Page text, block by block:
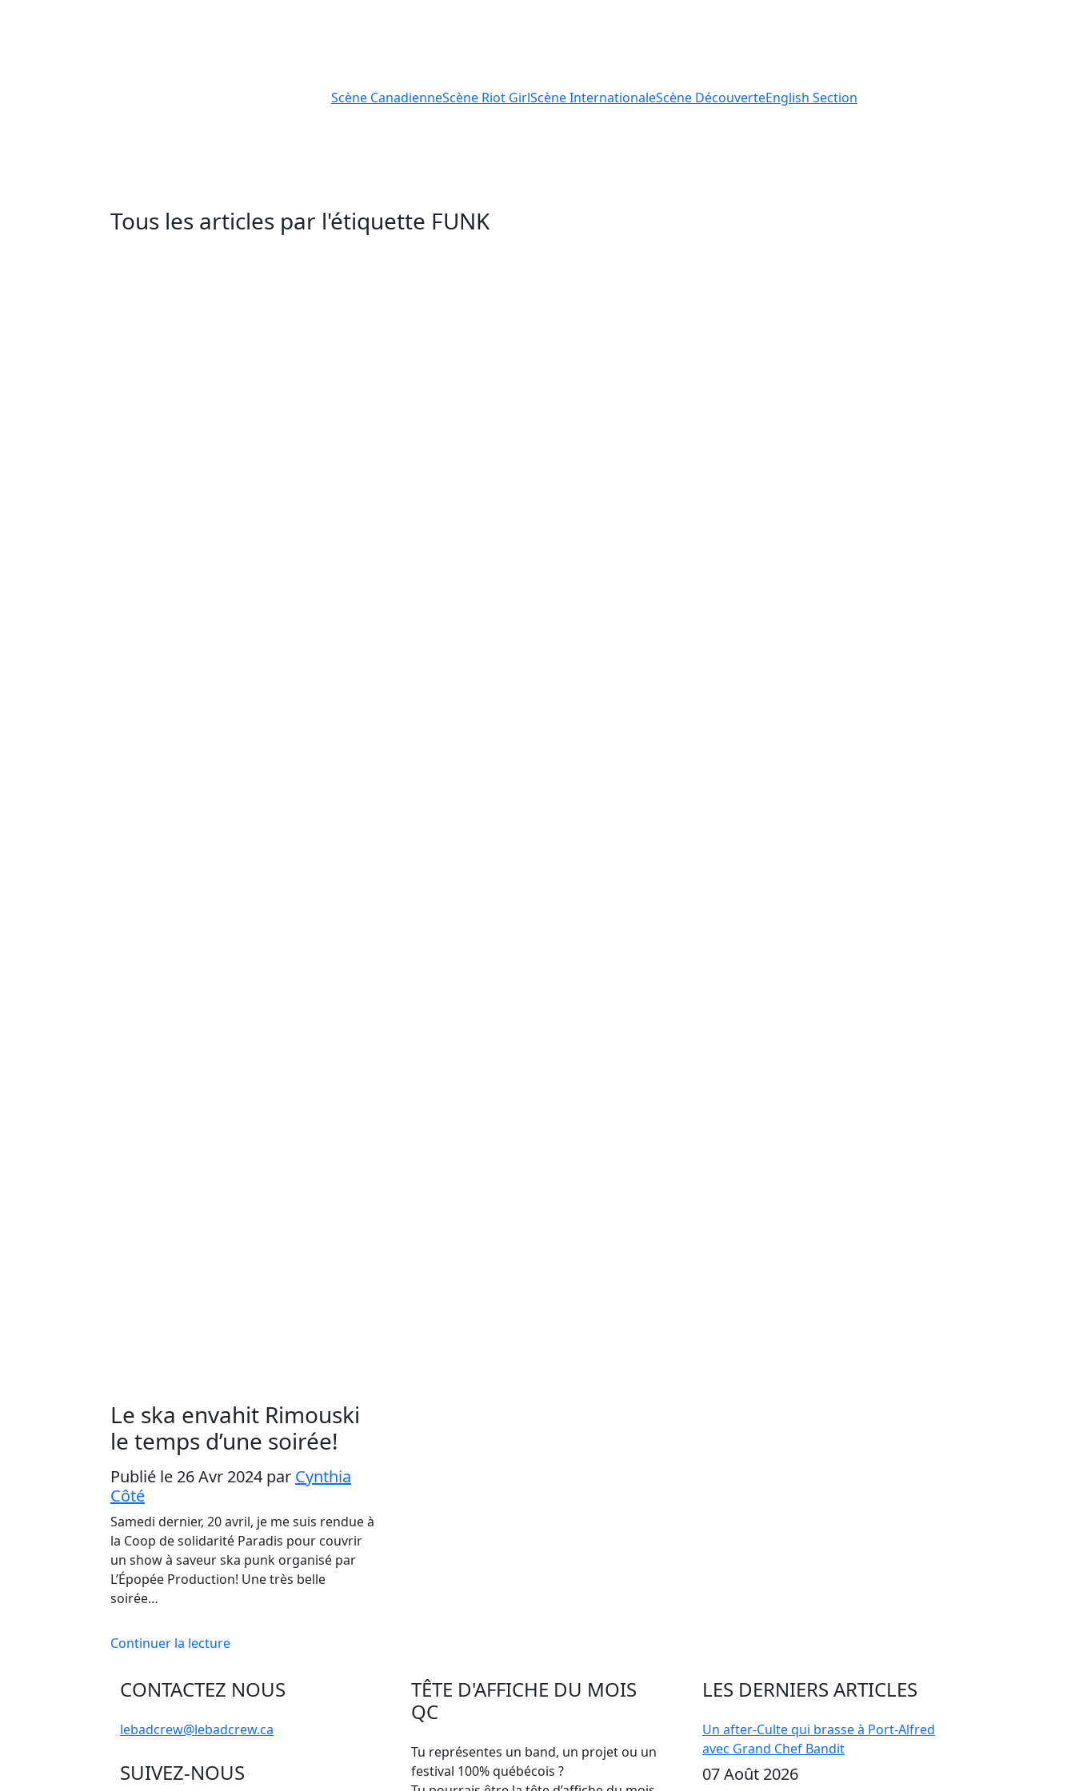
Scène CanadienneScène Riot GirlScèneInternationaleScène DécouverteEnglish Section
Tous les articles par l'étiquette FUNK
Le ska envahit Rimouski
le temps d’une soirée!
Publié le 26 Avr 2024 par Cynthia
Côté
Samedi dernier, 20 avril, je me suis rendue à
la Coop de solidarité Paradis pour couvrir
un show à saveur ska punk organisé par
L’Épopée Production! Une très belle
soirée…
Continuer la lecture
CONTACTEZ NOUS
lebadcrew@lebadcrew.ca
SUIVEZ-NOUS
TÊTE D'AFFICHE DU MOIS
QC
Tu représentes un band, un projet ou un
festival 100% québécois ?
LES DERNIERS ARTICLES
Un after-Culte qui brasse à Port-Alfred
avec Grand Chef Bandit
07 Août 2026